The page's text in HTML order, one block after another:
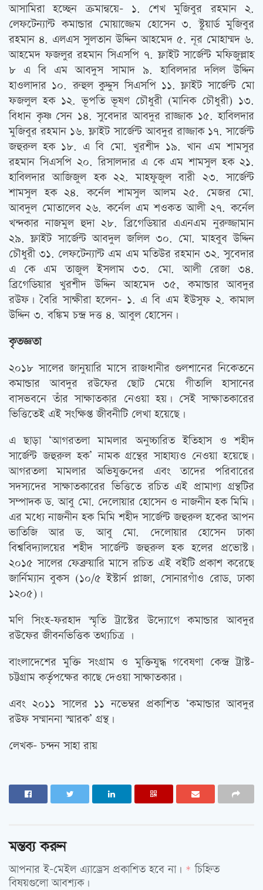
আসামিরা হচ্ছেন ক্রমান্বয়ে- ১. শেখ মুজিবুর রহমান ২.
লেফটেন্যান্ট কমান্ডার মোয়াজ্জেম হোসেন ৩. স্টুয়ার্ড মুজিবুর
রহমান ৪. এলএস সুলতান উদ্দিন আহমেদ ৫. নূর মোহাম্মদ ৬.
আহমেদ ফজলুর রহমান সিএসপি ৭. ফ্লাইট সার্জেন্ট মফিজুল্লাহ
৮ এ বি এম আবদুস সামাদ ৯. হাবিলদার দলিল উদ্দিন
হাওলাদার ১০. রুহুল কুদ্দুস সিএসপি ১১. ফ্লাইট সার্জেন্ট মো
ফজলুল হক ১২. ভূপতি ভূষণ চৌধুরী (মানিক চৌধুরী) ১৩.
বিধান কৃষ্ণ সেন ১৪. সুবেদার আবদুর রাজ্জাক ১৫. হাবিলদার
মুজিবুর রহমান ১৬. ফ্লাইট সার্জেন্ট আবদুর রাজ্জাক ১৭. সার্জেন্ট
জহুরুল হক ১৮. এ বি মো. খুরশীদ ১৯. খান এম শামসুর
রহমান সিএসপি ২০. রিসালদার এ কে এম শামসুল হক ২১.
হাবিলদার আজিজুল হক ২২. মাহফুজুল বারী ২৩. সার্জেন্ট
শামসুল হক ২৪. কর্নেল শামসুল আলম ২৫. মেজর মো.
আবদুল মোতালেব ২৬. কর্নেল এম শওকত আলী ২৭. কর্নেল
খন্দকার নাজমুল হুদা ২৮. ব্রিগেডিয়ার এএনএম নুরুজ্জামান
২৯. ফ্লাইট সার্জেন্ট আবদুল জলিল ৩০. মো. মাহবুব উদ্দিন
চৌধুরী ৩১. লেফটেন্যান্ট এম এম মতিউর রহমান ৩২. সুবেদার
এ কে এম তাজুল ইসলাম ৩৩. মো. আলী রেজা ৩৪.
ব্রিগেডিয়ার খুরশীদ উদ্দিন আহমেদ ৩৫, কমান্ডার আবদুর
রউফ। বৈরি সাক্ষীরা হলেন- ১. এ বি এম ইউসুফ ২. কামাল
উদ্দিন ৩. বঙ্কিম চন্দ্র দত্ত ৪. আবুল হোসেন।
কৃতজ্ঞতা
২০১৮ সালের জানুয়ারি মাসে রাজধানীর গুলশানের নিকেতনে
কমান্ডার আবদুর রউফের ছোট মেয়ে গীতালি হাসানের
বাসভবনে তাঁর সাক্ষাতকার নেওয়া হয়। সেই সাক্ষাতকারের
ভিত্তিতেই এই সংক্ষিপ্ত জীবনীটি লেখা হয়েছে।
এ ছাড়া ‘আগরতলা মামলার অনুচ্চারিত ইতিহাস ও শহীদ
সার্জেন্ট জহুরুল হক’ নামক গ্রন্থের সাহায্যও নেওয়া হয়েছে।
আগরতলা মামলার অভিযুক্তদের এবং তাদের পরিবারের
সদস্যদের সাক্ষাতকারের ভিত্তিতে রচিত এই প্রামাণ্য গ্রন্থটির
সম্পাদক ড. আবু মো. দেলোয়ার হোসেন ও নাজনীন হক মিমি।
এর মধ্যে নাজনীন হক মিমি শহীদ সার্জেন্ট জহুরুল হকের আপন
ভাতিজি আর ড. আবু মো. দেলোয়ার হোসেন ঢাকা
বিশ্ববিদ্যালয়ের শহীদ সার্জেন্ট জহুরুল হক হলের প্রভোস্ট।
২০১৫ সালের ফেব্রুয়ারি মাসে রচিত এই বইটি প্রকাশ করেছে
জার্নিম্যান বুকস (১০/৫ ইস্টার্ন প্লাজা, সোনারগাঁও রোড, ঢাকা
১২০৫)।
মণি সিংহ-ফরহাদ স্মৃতি ট্রাস্টের উদ্যোগে কমান্ডার আবদুর
রউফের জীবনভিত্তিক তথ্যচিত্র ।
বাংলাদেশের মুক্তি সংগ্রাম ও মুক্তিযুদ্ধ গবেষণা কেন্দ্র ট্রাস্ট-
চট্টগ্রাম কর্তৃপক্ষের কাছে দেওয়া সাক্ষাতকার।
এবং ২০১১ সালের ১১ নভেম্বর প্রকাশিত ‘কমান্ডার আবদুর
রউফ সম্মাননা স্মারক’ গ্রন্থ।
লেখক- চন্দন সাহা রায়
মন্তব্য করুন
আপনার ই-মেইল এ্যাড্রেস প্রকাশিত হবে না। * চিহ্নিত
বিষয়গুলো আবশ্যক।